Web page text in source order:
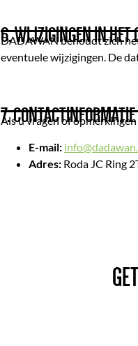
6. WIJZIGINGEN IN HET
DADAWAN behoudt zich
eventuele wijzigingen. De
7. CONTACTINFORMATIE
Als u vragen of
E-mail:
Adres: Roda JC Ring